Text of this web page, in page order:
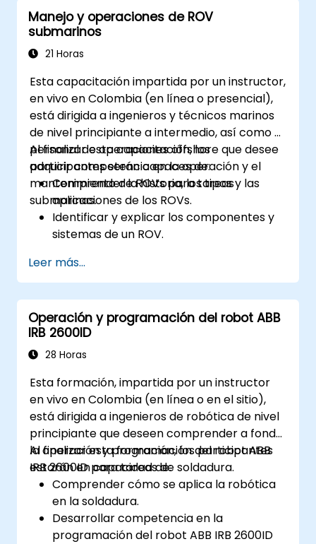
Manejo y operaciones de ROV
submarinos
21 Horas
Esta capacitación impartida por un instructor,
en vivo en Colombia (en línea o presencial),
está dirigida a ingenieros y técnicos marinos
de nivel principiante a intermedio, así como al
personal de operaciones offshore que desee
adquirir competencia en la operación y el
mantenimiento de ROVs para tareas
submarinas.
Al finalizar esta capacitación, los
participantes serán capaces de:
Comprender la historia, los tipos y las
aplicaciones de los ROVs.
Identificar y explicar los componentes y
sistemas de un ROV.
los ROVs bajo el agua.
Manejar ROVs con precisión en diversos
escenarios submarinos.
Realizar mantenimiento preventivo y
solucionar problemas comunes.
Aplicar protocolos de seguridad durante
Leer más...
Operación y programación del robot ABB
IRB 2600ID
28 Horas
Esta formación, impartida por un instructor
en vivo en Colombia (en línea o en el sitio),
está dirigida a ingenieros de robótica de nivel
principiante que deseen comprender a fondo
la operación y programación del robot ABB
IRB 2600ID para tareas de soldadura.
Al finalizar esta formación, los participantes
estarán en capacidad de:
Comprender cómo se aplica la robótica
en la soldadura.
Desarrollar competencia en la
programación del robot ABB IRB 2600ID